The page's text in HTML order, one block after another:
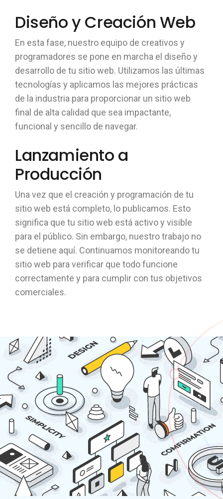
Diseño y Creación Web
En esta fase, nuestro equipo de creativos y
programadores se pone en marcha el diseño y
desarrollo de tu sitio web. Utilizamos las últimas
tecnologías y aplicamos las mejores prácticas
de la industria para proporcionar un sitio web
final de alta calidad que sea impactante,
funcional y sencillo de navegar.
Lanzamiento a
Producción
Una vez que el creación y programación de tu
sitio web está completo, lo publicamos. Esto
significa que tu sitio web está activo y visible
para el público. Sin embargo, nuestro trabajo no
se detiene aquí. Continuamos monitoreando tu
sitio web para verificar que todo funcione
correctamente y para cumplir con tus objetivos
comerciales.